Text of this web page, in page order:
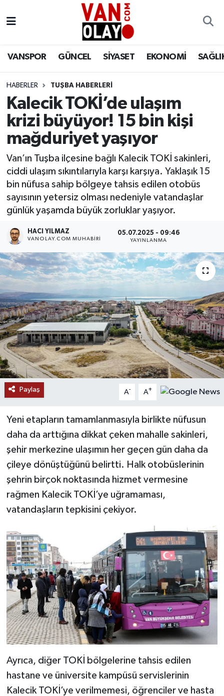
VANSPOR GÜNCEL SİYASET EKONOMİ
HABERLER TUŞBA HABERLERİ
Kalecik TOKİ’de ulaşım
krizi büyüyor! 15 bin kişi
mağduriyet yaşıyor
Van’ın Tuşba ilçesine bağlı Kalecik TOKİ sakinleri,
ciddi ulaşım sıkıntılarıyla karşı karşıya. Yaklaşık 15
bin nüfusa sahip bölgeye tahsis edilen otobüs
sayısının yetersiz olması nedeniyle vatandaşlar
günlük yaşamda büyük zorluklar yaşıyor.
HACI YILMAZ
VANOLAY.COM MUHABIRI
05.07.2025 - 09:46
YAYINLANMA
Paylaş A- A+
Yeni etapların tamamlanmasıyla birlikte nüfusun
daha da arttığına dikkat çeken mahalle sakinleri,
şehir merkezine ulaşımın her geçen gün daha da
çileye dönüştüğünü belirtti. Halk otobüslerinin
şehrin birçok noktasında hizmet vermesine
rağmen Kalecik TOKİ’ye uğramaması,
vatandaşların tepkisini çekiyor.
Ayrıca, diğer TOKİ bölgelerine tahsis edilen
hastane ve üniversite kampüsü servislerinin
Kalecik TOKİ’ye verilmemesi, öğrenciler ve hasta
Siyaset
Ekonomi
Sağlık
Eğitim
Bilim & Teknoloji
Dünya
RESMİ İLANLAR
Van Nöbetçi Eczaneler
Van Namaz Vakitleri
Van Trafik Yoğunluk Haritası
Süper Lig Puan Durumu ve Fikstür
Tüm Manşetler
Son Dakika Haberleri
Haber Arşivi